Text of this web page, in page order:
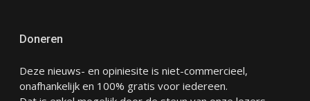
Doneren
Deze nieuws- en opiniesite is niet-commercieel,
onafhankelijk en 100% gratis voor iedereen.